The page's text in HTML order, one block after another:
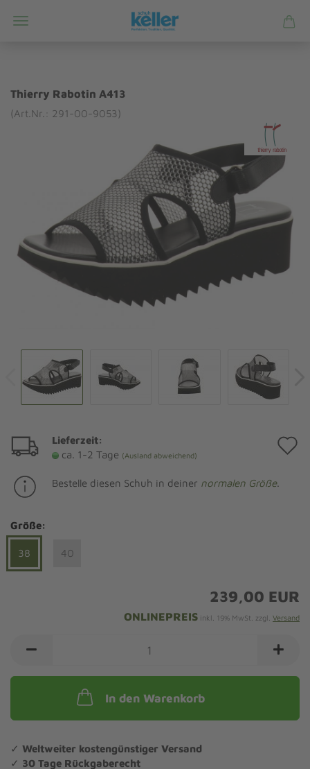
Thierry Rabotin A413
(Art.Nr.: 291-00-9053)
Lieferzeit:
ca. 1-2 Tage (Ausland abweichend)
Bestelle diesen Schuh in deiner normalen Größe.
Größe:
38 40
239,00 EUR
ONLINEPREIS inkl. 19% MwSt. zzgl. Versand
In den Warenkorb
✓ Weltweiter kostengünstiger Versand
✓ 30 Tage Rückgaberecht